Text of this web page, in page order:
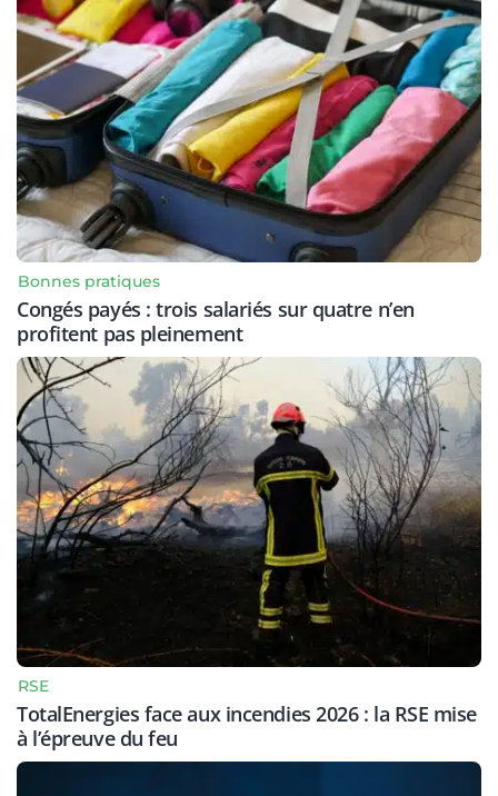
Bonnes pratiques
Congés payés : trois salariés sur quatre n’en
profitent pas pleinement
RSE
TotalEnergies face aux incendies 2026 : la RSE mise
à l’épreuve du feu